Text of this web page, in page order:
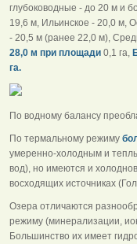
глубоководные - до 20 м и
19,6 м, Ильинское - 20,0 м,
- 20,5 м (ранее 22,0 м),
28,0 м при площади 0,1 га,
га.
По водному балансу
По термальному режиму
умеренно-холодным и
вод), но имеются и
восходящих источниках
Озера отличаются
режиму (минерализации,
Большинство их имеет